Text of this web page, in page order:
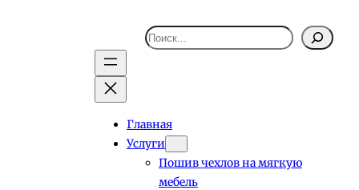
Поиск
Главная
Услуги
Пошив чехлов на мягкую
мебель